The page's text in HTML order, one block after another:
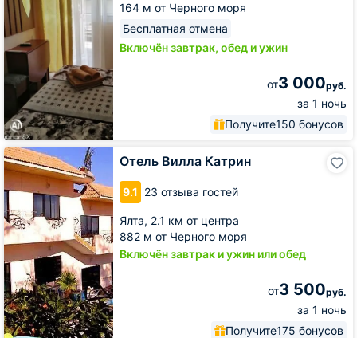
164 м от Черного моря
Бесплатная отмена
Включён завтрак, обед и ужин
от3 000руб.
за 1 ночь
Получите150 бонусов
Отель Вилла Катрин
9.1 23 отзыва гостей
Ялта, 2.1 км от центра
882 м от Черного моря
Включён завтрак и ужин или обед
от3 500руб.
за 1 ночь
Получите175 бонусов
Отель
Вилла
Катрин